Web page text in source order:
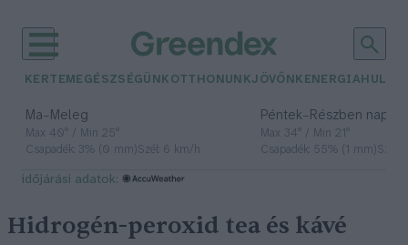
KERTEM EGÉSZSÉGÜNK OTTHONUNKJÖVŐNK ENERGIA
Ma– Meleg
Max 40° / Min 25°
Csapadék: 3% (0 mm)Szél: 6 km/h
Péntek– Részben
Max 34° / Min 21°
Csapadék: 55% (1 mm)Szél:
időjárási adatok:
Hidrogén-peroxid tea és kávé